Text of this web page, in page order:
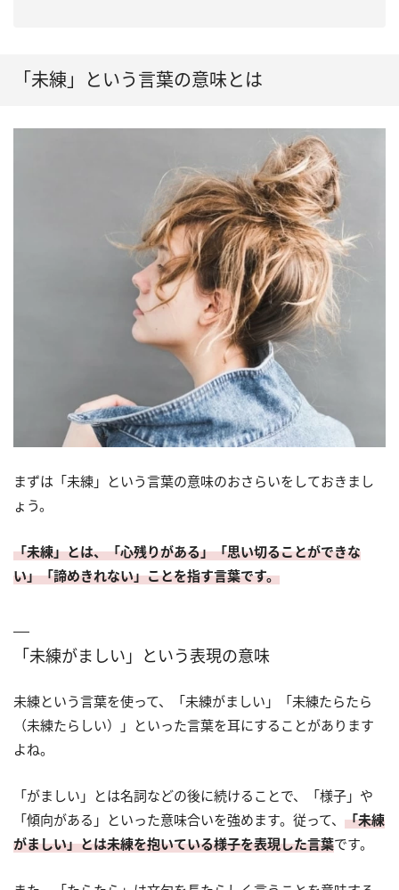
「未練」という言葉の意味とは
まずは「未練」という言葉の意味のおさらいをしておきまし
ょう。
「未練」とは、「心残りがある」「思い切ることができな
い」「諦めきれない」ことを指す言葉です。
「未練がましい」という表現の意味
未練という言葉を使って、「未練がましい」「未練たらたら
（未練たらしい）」といった言葉を耳にすることがあります
よね。
「がましい」とは名詞などの後に続けることで、「様子」や
「傾向がある」といった意味合いを強めます。従って、 「未練
がましい」とは未練を抱いている様子を表現した言葉です。